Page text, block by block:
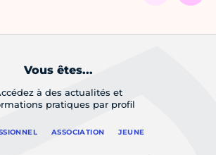
Vous êtes...
à des actualités et
pratiques par profil
ASSOCIATION JEUNE